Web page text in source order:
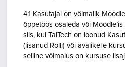
4.1 Kasutajal on võimalik
õppetöös osaleda või
siis, kui TalTech on loonud
(lisanud Rolli) või avalikel e-
selline võimalus on kursuse